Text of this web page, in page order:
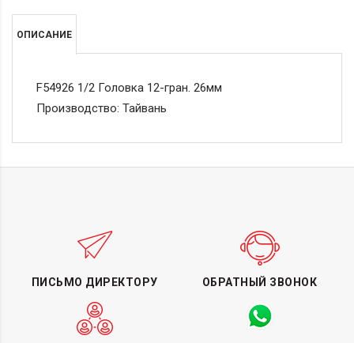
ОПИСАНИЕ
F54926 1/2 Головка 12-гран. 26мм
Производство: Тайвань
ПИСЬМО ДИРЕКТОРУ ОБРАТНЫЙ ЗВОНОК